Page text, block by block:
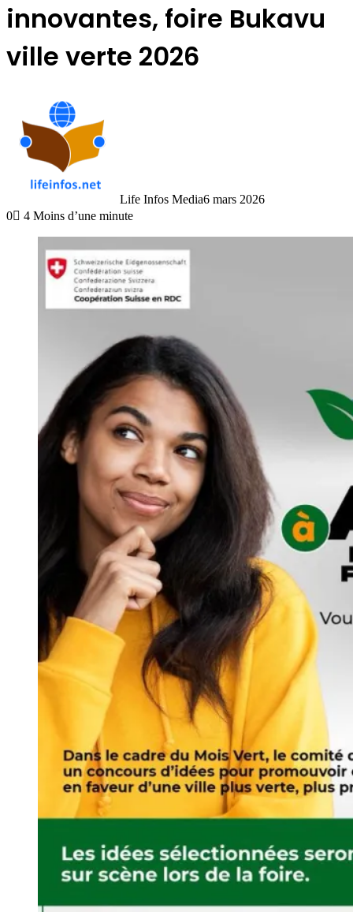
innovantes, foire Bukavu
ville verte 2026
Life Infos Media6 mars 2026
0
4 Moins d’une minute